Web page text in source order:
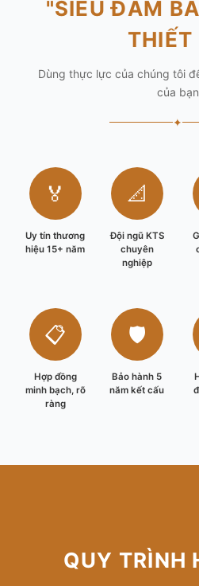
"SIÊU ĐẢM
THIẾT
Dùng thực lực của chúng tôi
của bạn
✦
🏅
Uy tín thương
hiệu 15+ năm
📐
Đội ngũ KTS
chuyên
nghiệp
📋
Hợp đồng
minh bạch, rõ
ràng
🛡️
Bảo hành 5
năm kết cấu
QUY TRÌNH